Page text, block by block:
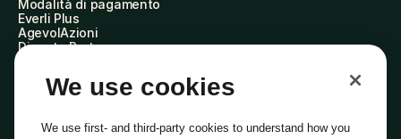
Modalità di pagamento
Everli Plus
AgevolAzioni
Diventa Partner
Everli Shoppers
About Us
Everli News
We use cookies
We use first- and third-party cookies to understand how you